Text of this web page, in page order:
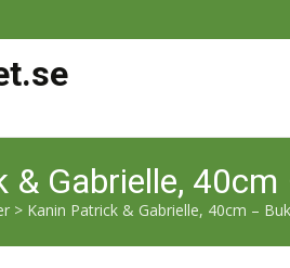
& Gabrielle,
> Kanin Patrick & Gabrielle, 40cm –